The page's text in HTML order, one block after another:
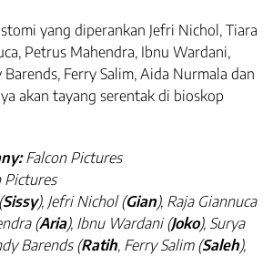
yang diperankan Jefri Nichol, Tiara
Petrus Mahendra, Ibnu Wardani,
Ferry Salim, Aida Nurmala dan
akan tayang serentak di bioskop
Falcon Pictures
Pictures
Sissy), Jefri Nichol (Gian), Raja Giannuca
(Aria), Ibnu Wardani (Joko), Surya
Barends (Ratih, Ferry Salim (Saleh),